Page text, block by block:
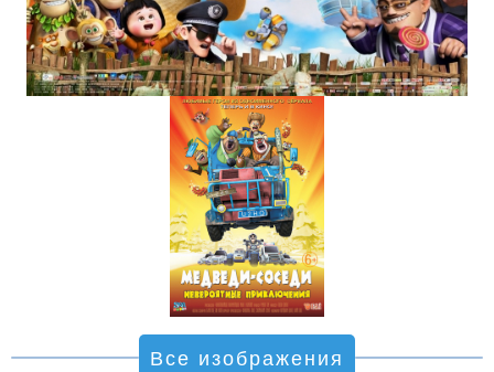
Все изображения